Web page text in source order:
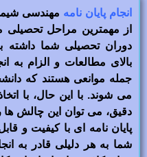
انجام پایان نامه مهندسی
از مهمترین مراحل
دوران تحصیلی شما داشته
بالای مطالعات و الزام به
جمله موانعی هستند که
می شوند. با این حال، با
دقیق، می توان این چالش
پایان نامه ای با کیفیت و
شما به هر دلیلی قادر به